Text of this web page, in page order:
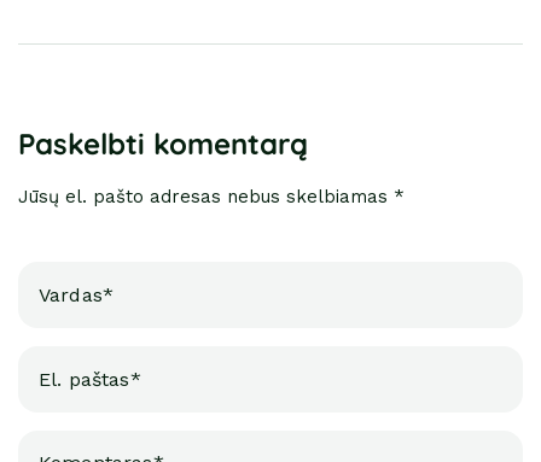
Paskelbti komentarą
Jūsų el. pašto adresas nebus skelbiamas *